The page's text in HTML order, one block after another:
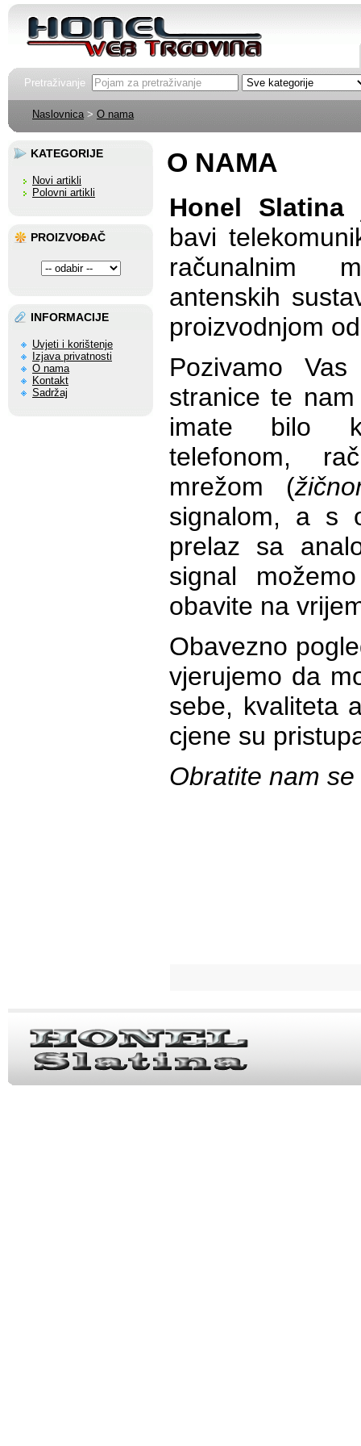
Pretraživanje
Naslovnica> O nama
KATEGORIJE
Novi artikli
Polovni artikli
PROIZVOĐAČ
INFORMACIJE
Uvjeti i korištenje
Izjava privatnosti
O nama
Kontakt
Sadržaj
O NAMA
Honel Slatina
bavi
računalnim
antenskih
proizvodnjom
Pozivamo
stranice te
imate bilo
telefonom,
mrežom (
signalom, a s
prelaz sa
signal
obavite na
Obavezno
vjerujemo da
sebe, kvaliteta
cjene su
Obratite nam